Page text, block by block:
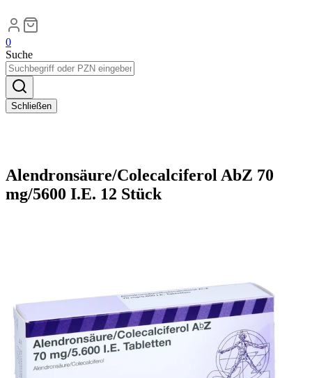
0
Suche
Schließen
Alendronsäure/Colecalciferol AbZ 70
mg/5600 I.E. 12 Stück